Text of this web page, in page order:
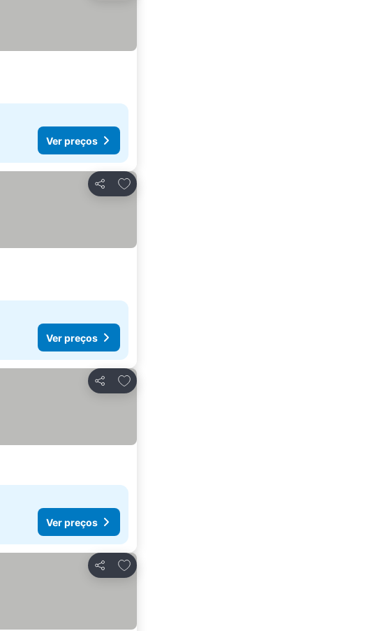
Ver preços
Partilhar
Adicionar aos favoritos
Ver preços
Partilhar
Adicionar aos favoritos
Ver preços
Partilhar
Adicionar aos favoritos